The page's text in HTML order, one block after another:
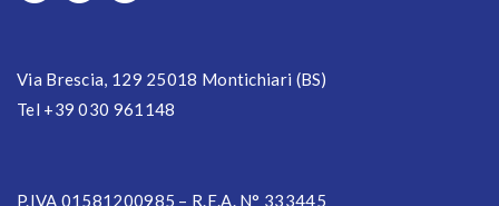
Via Brescia, 129 25018 Montichiari (BS)
Tel +39 030 961148
P.IVA 01581200985 – R.E.A. N° 333445